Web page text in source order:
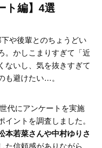
ーレ
人気の40代髪型・ヘア
ト編】4選
や後輩とのちょうどい
。かしこまりすぎて「近
ないし、気を抜きすぎて
も避けたい…。
代にアンケートを実施
イントを調査しました。
本若菜さんや中村ゆりさ
た信頼感がありながら、